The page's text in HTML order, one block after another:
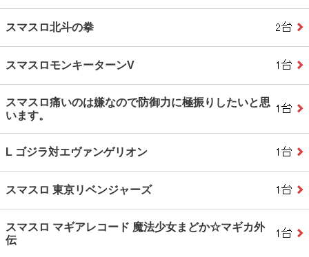
スマスロ北斗の拳
スマスロモンキーターンV
スマスロ痛いのは嫌なので防御力に極振りしたいと思
います。
L ゴジラ対エヴァンゲリオン
スマスロ 東京リベンジャーズ
スマスロ マギアレコード 魔法少女まどか☆マギカ外
伝